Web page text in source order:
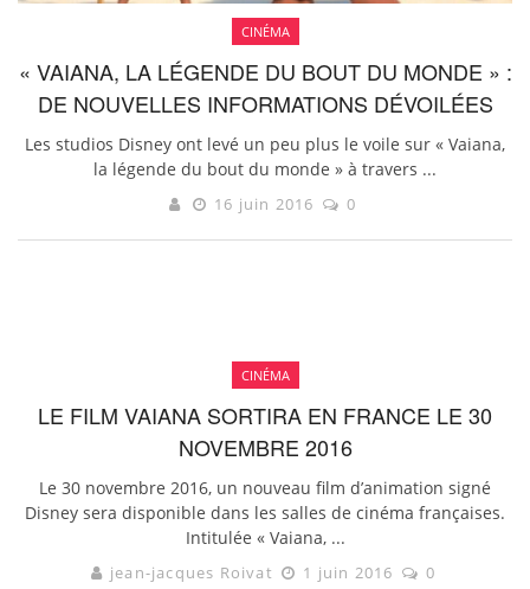
CINÉMA
« VAIANA, LA LÉGENDE DU BOUT DU MONDE » :
DE NOUVELLES INFORMATIONS DÉVOILÉES
Les studios Disney ont levé un peu plus le voile sur « Vaiana,
la légende du bout du monde » à travers ...
16 juin 2016 0
CINÉMA
LE FILM VAIANA SORTIRA EN FRANCE LE 30
NOVEMBRE 2016
Le 30 novembre 2016, un nouveau film d’animation signé
Disney sera disponible dans les salles de cinéma françaises.
Intitulée « Vaiana, ...
jean-jacques Roivat 1 juin 2016 0